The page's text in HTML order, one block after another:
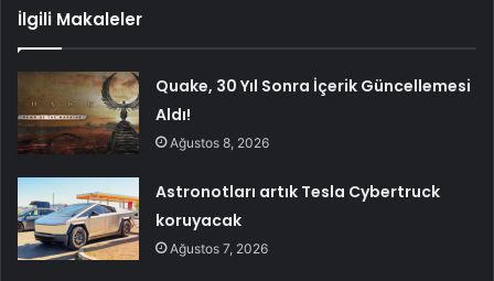
İlgili Makaleler
Quake, 30 Yıl Sonra İçerik Güncellemesi
Aldı!
Ağustos 8, 2026
Astronotları artık Tesla Cybertruck
koruyacak
Ağustos 7, 2026